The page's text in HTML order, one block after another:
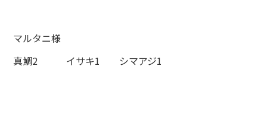
マルタニ様
真鯛2 イサキ1 シマアジ1